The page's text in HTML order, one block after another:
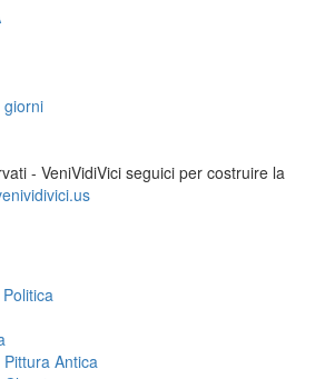
giorni
- VeniVidiVici seguici per costruire la
Pittura Antica